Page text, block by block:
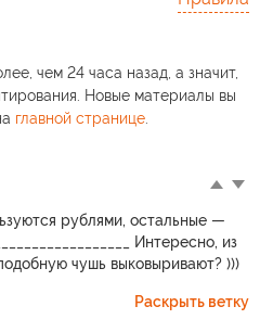
чем 24 часа назад, а значит,
Новые материалы вы
главной странице.
рублями, остальные —
Интересно, из
чушь выковыривают? )))
Раскрыть ветку